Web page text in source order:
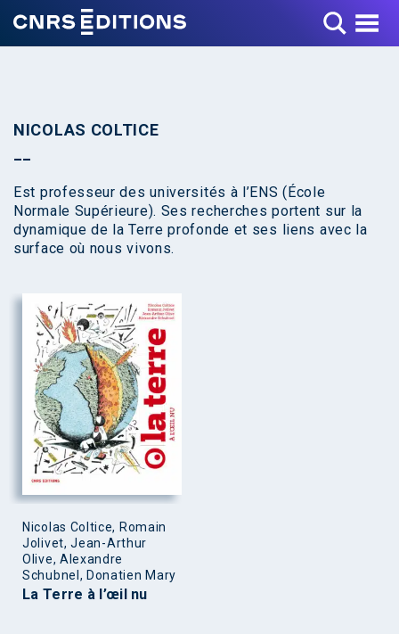
Toggle Menu
NICOLAS COLTICE
Est professeur des universités à l’ENS (École
Normale Supérieure). Ses recherches portent sur la
dynamique de la Terre profonde et ses liens avec la
surface où nous vivons.
Nicolas Coltice, Romain
Jolivet, Jean-Arthur
Olive, Alexandre
Schubnel, Donatien Mary
La Terre à l’œil nu